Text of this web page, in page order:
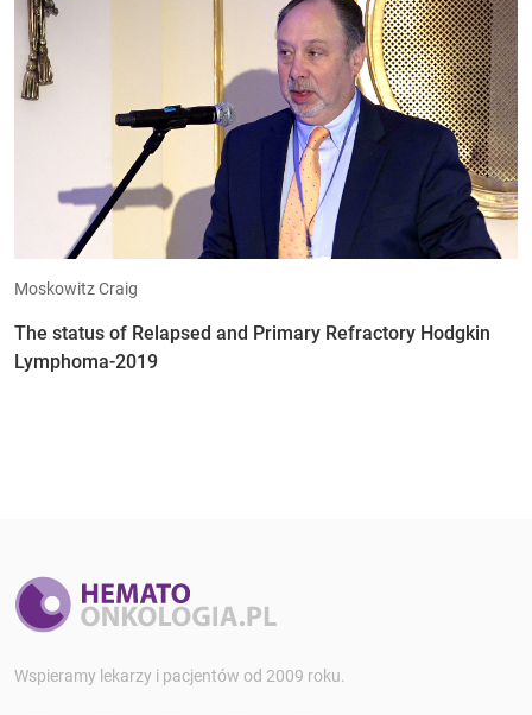
Moskowitz Craig
The status of Relapsed and Primary Refractory Hodgkin
Lymphoma-2019
Wspieramy lekarzy i pacjentów od 2009 roku.